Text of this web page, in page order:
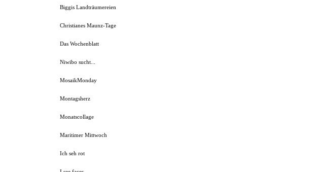
Biggis Landträumereien
Christianes Maunz-Tage
Das Wochenblatt
Niwibo sucht...
MosaikMonday
Montagsherz
Monatscollage
Maritimer Mittwoch
Ich seh rot